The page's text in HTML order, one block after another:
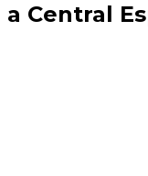
Central